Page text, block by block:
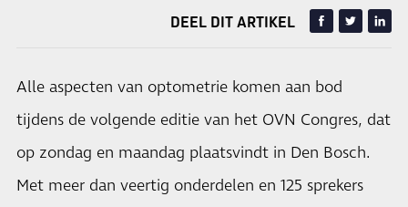
DEEL DIT ARTIKEL
Alle aspecten van optometrie komen aan bod
tijdens de volgende editie van het OVN Congres, dat
op zondag en maandag plaatsvindt in Den Bosch.
Met meer dan veertig onderdelen en 125 sprekers